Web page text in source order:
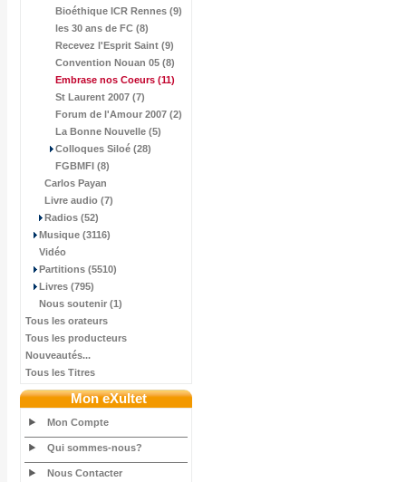
Bioéthique ICR Rennes (9)
les 30 ans de FC (8)
Recevez l'Esprit Saint (9)
Convention Nouan 05 (8)
Embrase nos Coeurs (11)
St Laurent 2007 (7)
Forum de l'Amour 2007 (2)
La Bonne Nouvelle (5)
Colloques Siloé (28)
FGBMFI (8)
Carlos Payan
Livre audio (7)
Radios (52)
Musique (3116)
Vidéo
Partitions (5510)
Livres (795)
Nous soutenir (1)
Tous les orateurs
Tous les producteurs
Nouveautés...
Tous les Titres
Mon eXultet
Mon Compte
Qui sommes-nous?
Nous Contacter